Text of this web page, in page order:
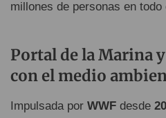
millones de personas en todo
Portal de la Marina
con el medio
Impulsada por WWF desde